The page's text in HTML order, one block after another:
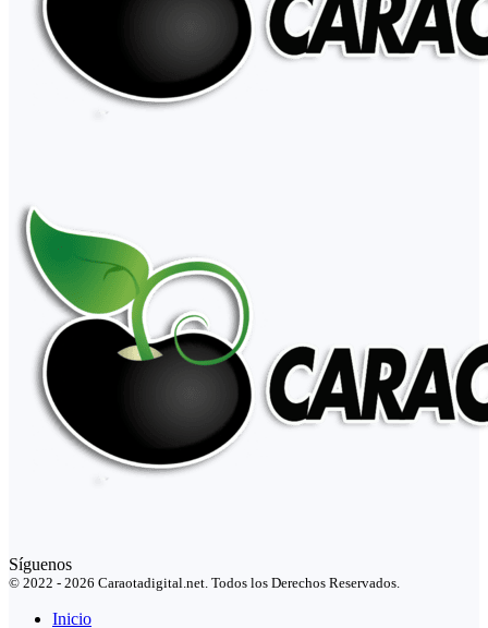
Síguenos
© 2022 - 2026 Caraotadigital.net. Todos los Derechos Reservados.
Inicio